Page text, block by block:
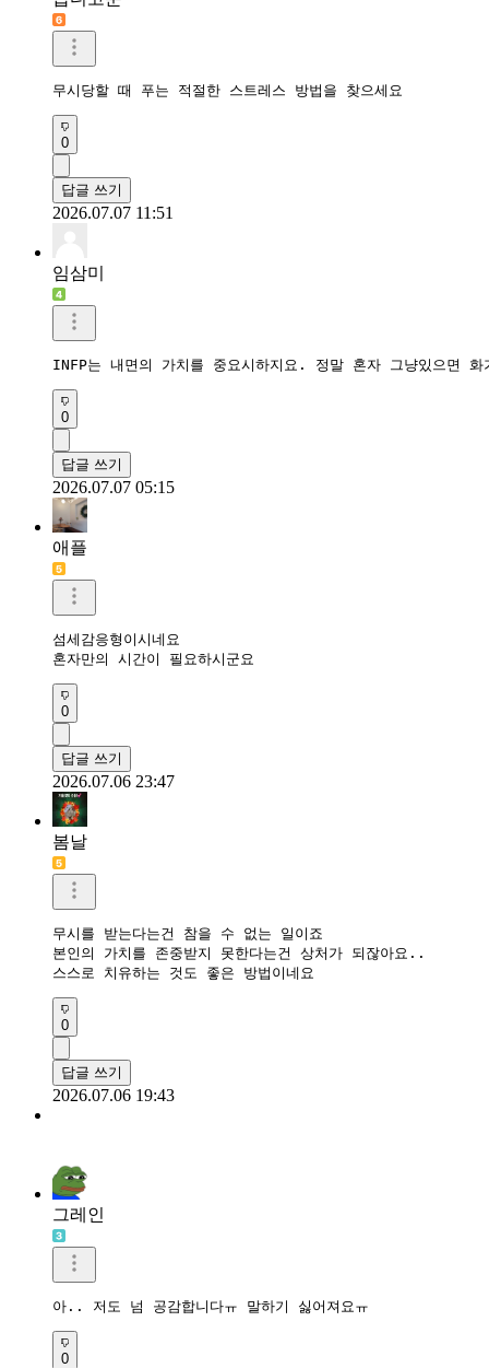
무시당할 때 푸는 적절한 스트레스 방법을 찾으세요
0
답글 쓰기
2026.07.07 11:51
임삼미
INFP는 내면의 가치를 중요시하지요. 정말 혼자 그냥있으면
0
답글 쓰기
2026.07.07 05:15
애플
섬세감응형이시네요
혼자만의 시간이 필요하시군요
0
답글 쓰기
2026.07.06 23:47
봄날
무시를 받는다는건 참을 수 없는 일이죠
본인의 가치를 존중받지 못한다는건 상처가 되잖아요..
스스로 치유하는 것도 좋은 방법이네요
0
답글 쓰기
2026.07.06 19:43
그레인
아.. 저도 넘 공감합니다ㅠ 말하기 싫어져요ㅠ
0